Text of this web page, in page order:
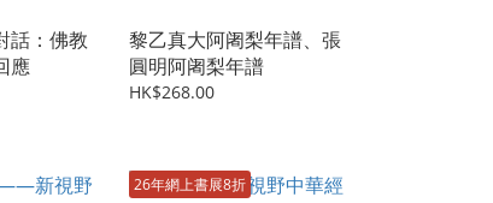
話：佛教
應
黎乙真大阿阇梨年譜、張
圓明阿阇梨年譜
HK$268.00
26年網上書展8折